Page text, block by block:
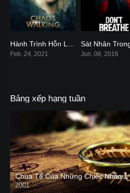
5.7
Feb. 24, 2021 Jun. 08, 2016
Bảng xếp hạng tuần
Chúa Tể Của Những Chiếc Nhẫn 1
2001